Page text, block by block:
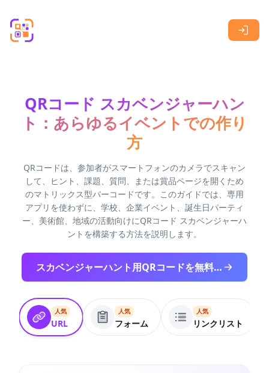
QRコード スカベンジャーハン
ト：あらゆるイベントでの作り
方
QRコードは、参加者がスマートフォンのカメラでスキャン
して、ヒント、課題、質問、または賞品ページを開くため
のマトリックス型バーコードです。このガイドでは、専用
アプリを使わずに、学校、企業イベント、誕生日パーティ
ー、美術館、地域の活動向けにQRコード スカベンジャーハ
ントを構築する方法を説明します。
スカベンジャーハント用QRコードを無料で作成
人気
URL
人気
フォーム
人気
リンクリスト